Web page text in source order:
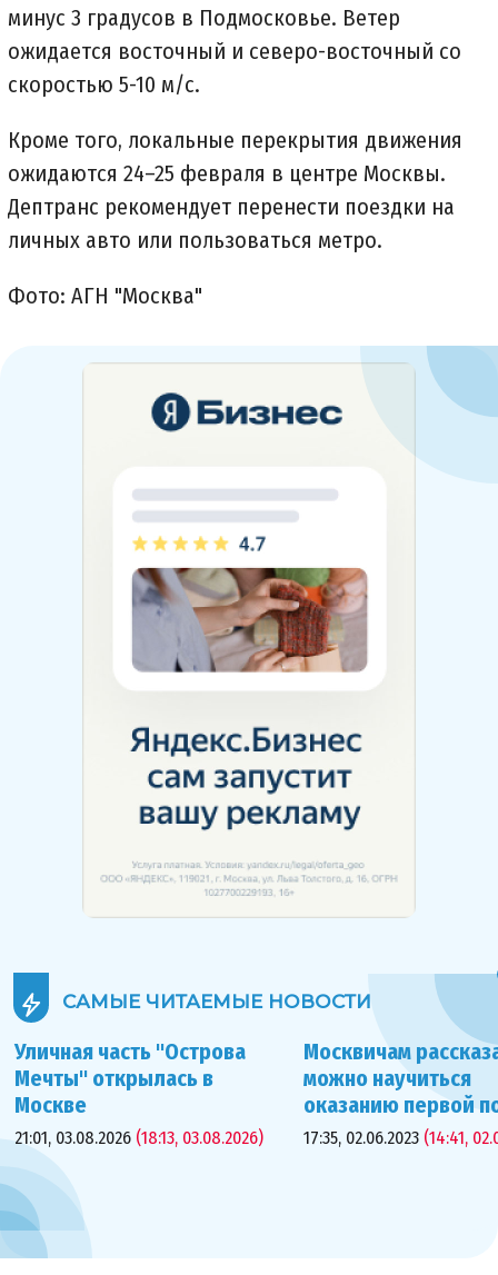
минус 3 градусов в Подмосковье. Ветер
ожидается восточный и северо-восточный со
скоростью 5-10 м/с.
Кроме того, локальные перекрытия движения
ожидаются 24–25 февраля в центре Москвы.
Дептранс рекомендует перенести поездки на
личных авто или пользоваться метро.
Фото: АГН "Москва"
САМЫЕ ЧИТАЕМЫЕ НОВОСТИ
Уличная часть "Острова
Мечты" открылась в
Москве
21:01, 03.08.2026 (18:13, 03.08.2026)
Москвичам
можно научиться
оказанию первой
17:35, 02.06.2023 (14:41,